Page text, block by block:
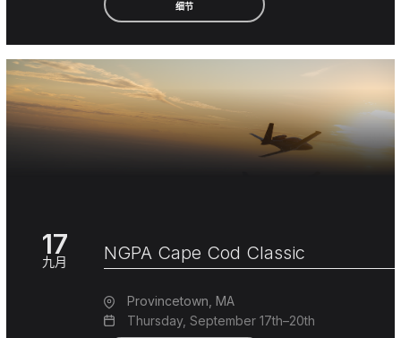
细节
17
九月 NGPA Cape Cod Classic
Provincetown, MA
Thursday, September 17th–20th